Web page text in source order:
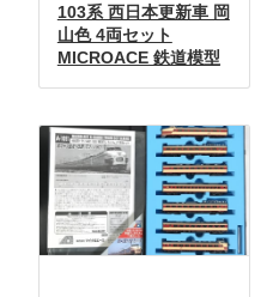
103系 西日本更新車 岡
山色 4両セット
MICROACE 鉄道模型